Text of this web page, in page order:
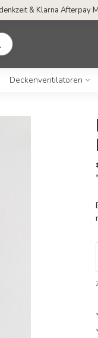
& Klarna Afterpay
Deckenventilatoren